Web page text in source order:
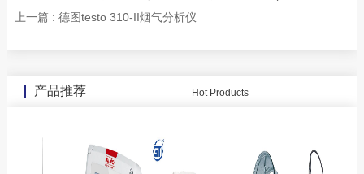
上一篇 : 德图testo 310-II烟气分析仪
产品推荐 Hot Products